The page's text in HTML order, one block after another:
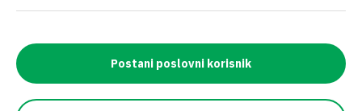
Postani poslovni korisnik